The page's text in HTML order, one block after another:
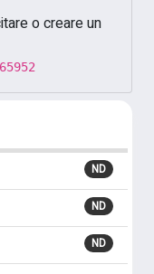
o creare un
ND
ND
ND